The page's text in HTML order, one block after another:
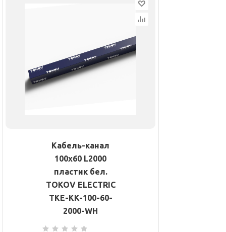
Кабель-канал
100х60 L2000
пластик бел.
TOKOV ELECTRIC
TKE-KK-100-60-
2000-WH